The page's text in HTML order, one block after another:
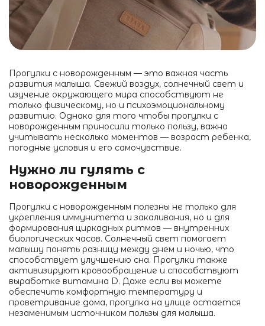
Прогулки с новорожденным — это важная часть
развития малыша. Свежий воздух, солнечный свет и
изучение окружающего мира способствуют не
только физическому, но и психоэмоциональному
развитию. Однако для того чтобы прогулки с
новорожденным приносили только пользу, важно
учитывать несколько моментов — возраст ребенка,
погодные условия и его самочувствие.
Нужно ли гулять с
новорожденным
Прогулки с новорожденным полезны не только для
укрепления иммунитета и закаливания, но и для
формирования циркадных ритмов — внутренних
биологических часов. Солнечный свет помогает
малышу понять разницу между днем и ночью, что
способствует улучшению сна. Прогулки также
активизируют кровообращение и способствуют
выработке витамина D. Даже если вы можете
обеспечить комфортную температуру и
проветривание дома, прогулка на улице остается
незаменимым источником пользы для малыша.